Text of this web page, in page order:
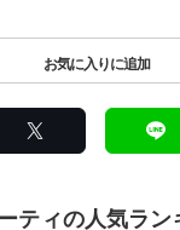
ティの人気ラン